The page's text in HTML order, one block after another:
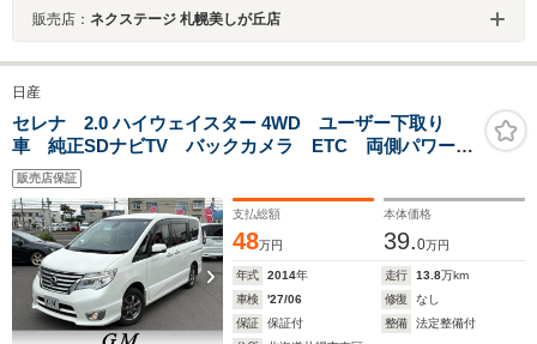
販売店： ネクステージ 札幌美しが丘店
日産
セレナ 2.0 ハイウェイスター 4WD ユーザー下取り
車 純正SDナビTV バックカメラ ETC 両側パワース
ライドドア 前後ドライブレコーダー エンジンスター
ター アイドリングストップ LEDヘッドライト
販売店保証
支払総額
48万円
本体価格
39.0万円
年式 2014年 走行 13.8万km
車検
'27/06 修復
なし
保証
保証付 整備
法定整備付